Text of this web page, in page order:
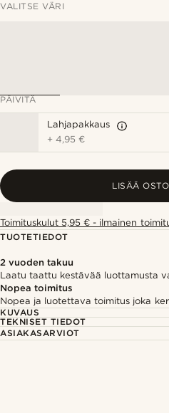
VALITSE VÄRI
PÄIVITÄ
Lahjapakkaus
+4,95 €
LISÄÄ
Toimituskulut 5,95 € - ilmainen
TUOTETIEDOT
2 vuoden takuu
Laatu taattu kestävää luottamusta
Nopea toimitus
Nopea ja luotettava toimitus joka
KUVAUS
TEKNISET TIEDOT
ASIAKASARVIOT